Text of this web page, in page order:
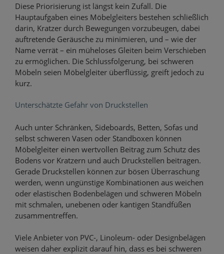
Diese Priorisierung ist längst kein Zufall. Die
Hauptaufgaben eines Möbelgleiters bestehen schließlich
darin, Kratzer durch Bewegungen vorzubeugen, dabei
auftretende Geräusche zu minimieren, und – wie der
Name verrät – ein müheloses Gleiten beim Verschieben
zu ermöglichen. Die Schlussfolgerung, bei schweren
Möbeln seien Möbelgleiter überflüssig, greift jedoch zu
kurz.
Unterschätzte Gefahr von Druckstellen
Auch unter Schränken, Sideboards, Betten, Sofas und
selbst schweren Vasen oder Standboxen können
Möbelgleiter einen wertvollen Beitrag zum Schutz des
Bodens vor Kratzern und auch Druckstellen beitragen.
Gerade Druckstellen können zur bösen Überraschung
werden, wenn ungünstige Kombinationen aus weichen
oder elastischen Bodenbelägen und schweren Möbeln
mit schmalen, unebenen oder kantigen Standfüßen
zusammentreffen.
Viele Anbieter von PVC-, Linoleum- oder Designbelägen
weisen daher explizit darauf hin, dass es bei schweren